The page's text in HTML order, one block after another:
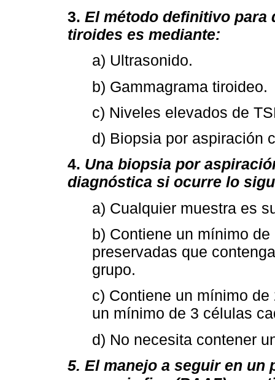
3. El método definitivo para
tiroides es mediante:
a) Ultrasonido.
b) Gammagrama tiroideo.
c) Niveles elevados de
d) Biopsia por aspiración
4. Una biopsia por
diagnóstica si ocurre lo
a) Cualquier muestra es
b) Contiene un mínimo
preservadas que
grupo.
c) Contiene un mínimo
un mínimo de 3 células
d) No necesita contener
5. El manejo a seguir en un